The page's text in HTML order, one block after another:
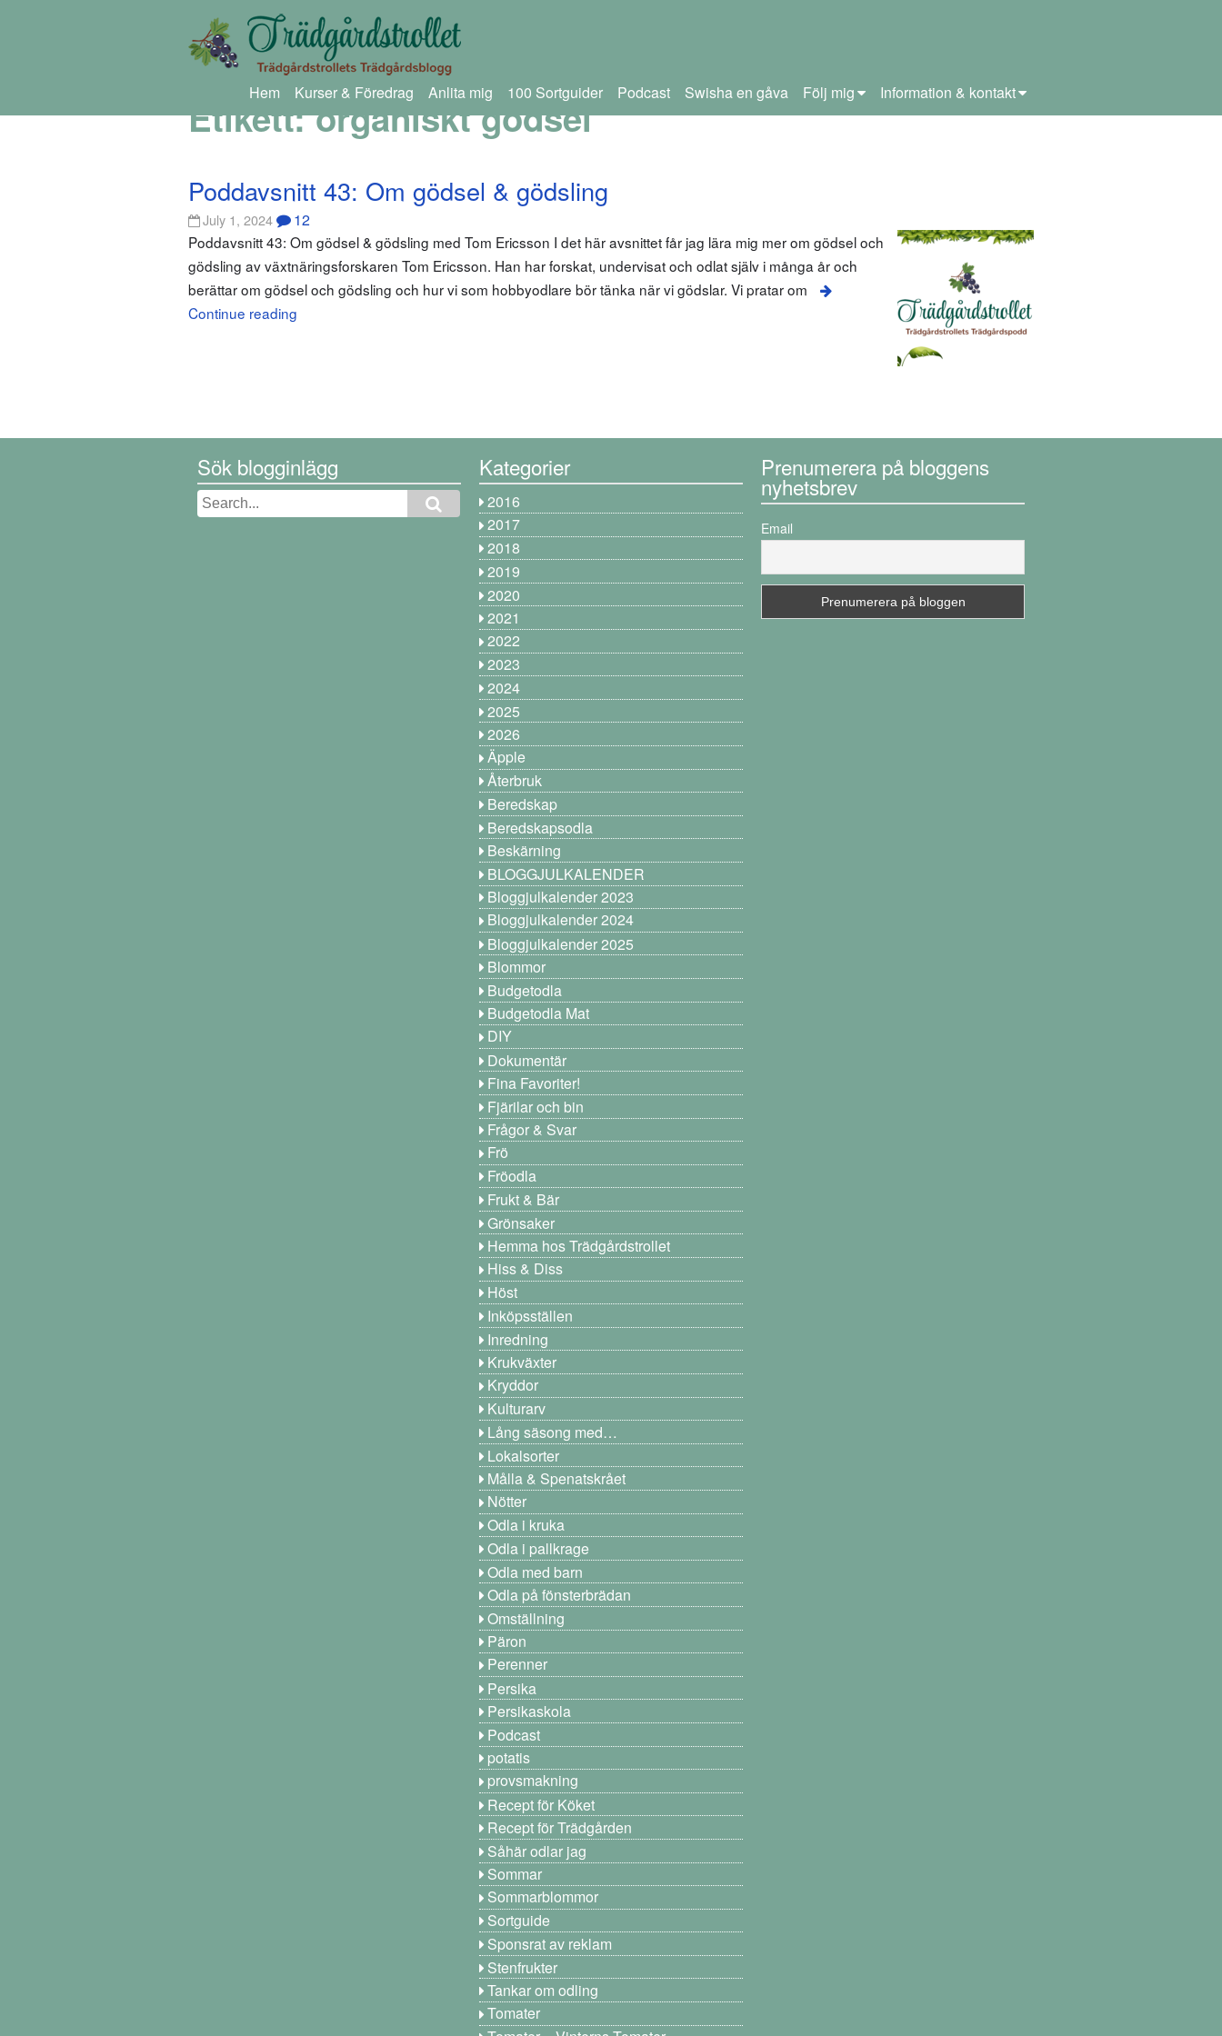
Hem Kurser & Föredrag Anlita mig 100 Sortguider Podcast Swisha en gåva Följ mig Information & kontakt
Etikett:organiskt gödsel
Poddavsnitt 43: Om gödsel & gödsling
July 1, 2024 12
Poddavsnitt 43: Om gödsel & gödsling med Tom Ericsson I det här avsnittet får jag lära mig mer om gödsel och
gödsling av växtnäringsforskaren Tom Ericsson. Han har forskat, undervisat och odlat själv i många år och
berättar om gödsel och gödsling och hur vi som hobbyodlare bör tänka när vi gödslar. Vi pratar om
Continue reading
Sök blogginlägg Kategorier
2016
2017
2018
2019
2020
2021
2022
2023
2024
2025
2026
Äpple
Återbruk
Beredskap
Beredskapsodla
Beskärning
BLOGGJULKALENDER
Bloggjulkalender 2023
Bloggjulkalender 2024
Bloggjulkalender 2025
Blommor
Budgetodla
Budgetodla Mat
DIY
Dokumentär
Fina Favoriter!
Fjärilar och bin
Frågor & Svar
Frö
Fröodla
Frukt & Bär
Grönsaker
Hemma hos Trädgårdstrollet
Hiss & Diss
Höst
Inköpsställen
Inredning
Krukväxter
Kryddor
Kulturarv
Lång säsong med…
Lokalsorter
Målla & Spenatskrået
Nötter
Odla i kruka
Odla i pallkrage
Odla med barn
Odla på fönsterbrädan
Omställning
Päron
Perenner
Persika
Persikaskola
Podcast
potatis
provsmakning
Recept för Köket
Recept för Trädgården
Såhär odlar jag
Sommar
Sommarblommor
Sortguide
Sponsrat av reklam
Stenfrukter
Tankar om odling
Tomater
Prenumerera på bloggens
nyhetsbrev
Email